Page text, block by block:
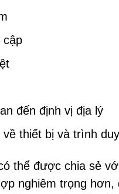
cập
đến định vị địa lý
thiết bị và trình
thể được chia sẻ
nghiêm trọng